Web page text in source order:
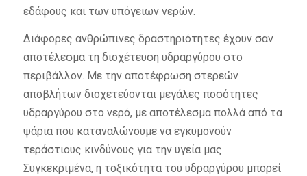
εδάφους και των υπόγειων νερών.
Διάφορες ανθρώπινες δραστηριότητες έχουν σαν
αποτέλεσμα τη διοχέτευση υδραργύρου στο
περιβάλλον. Με την αποτέφρωση στερεών
αποβλήτων διοχετεύονται μεγάλες ποσότητες
υδραργύρου στο νερό, με αποτέλεσμα πολλά από τα
ψάρια που καταναλώνουμε να εγκυμονούν
τεράστιους κινδύνους για την υγεία μας.
Συγκεκριμένα, η τοξικότητα του υδραργύρου μπορεί